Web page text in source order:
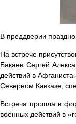
В преддверии
На встрече
Бакаев Сергей
действий в
Северном Кавказе,
Встреча прошла в
военных действий в